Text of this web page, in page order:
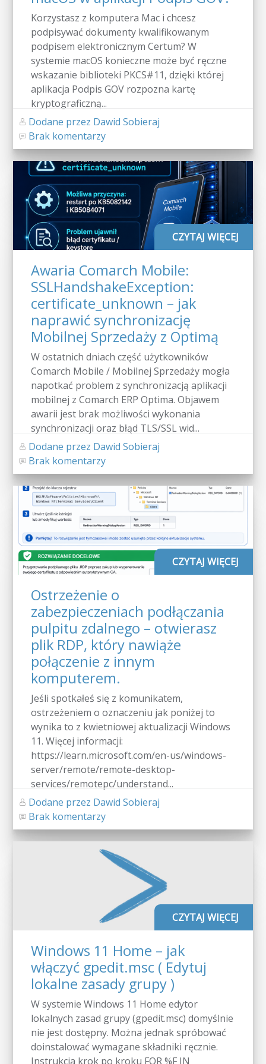
Korzystasz z komputera Mac i chcesz
podpisywać dokumenty kwalifikowanym
podpisem elektronicznym Certum? W
systemie macOS konieczne może być ręczne
wskazanie biblioteki PKCS#11, dzięki której
aplikacja Podpis GOV rozpozna kartę
kryptograficzną...
Dodane przez Dawid Sobieraj
Brak komentarzy
CZYTAJ WIĘCEJ
Awaria Comarch Mobile:
SSLHandshakeException:
certificate_unknown – jak
naprawić synchronizację
Mobilnej Sprzedaży z Optimą
W ostatnich dniach część użytkowników
Comarch Mobile / Mobilnej Sprzedaży mogła
napotkać problem z synchronizacją aplikacji
mobilnej z Comarch ERP Optima. Objawem
awarii jest brak możliwości wykonania
synchronizacji oraz błąd TLS/SSL wid...
Dodane przez Dawid Sobieraj
Brak komentarzy
CZYTAJ WIĘCEJ
Ostrzeżenie o
zabezpieczeniach podłączania
pulpitu zdalnego – otwierasz
plik RDP, który nawiąże
połączenie z innym
komputerem.
Jeśli spotkałeś się z komunikatem,
ostrzeżeniem o oznaczeniu jak poniżej to
wynika to z kwietniowej aktualizacji Windows
11. Więcej informacji:
https://learn.microsoft.com/en-us/windows-
server/remote/remote-desktop-
services/remotepc/understand...
Dodane przez Dawid Sobieraj
Brak komentarzy
CZYTAJ WIĘCEJ
Windows 11 Home – jak
włączyć gpedit.msc ( Edytuj
lokalne zasady grupy )
W systemie Windows 11 Home edytor
lokalnych zasad grupy (gpedit.msc) domyślnie
nie jest dostępny. Można jednak spróbować
doinstalować wymagane składniki ręcznie.
Instrukcja krok po kroku FOR %F IN